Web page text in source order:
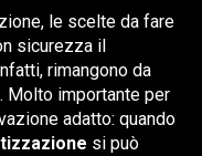
le scelte da fare
sicurezza il
rimangono da
Molto importante per
adatto: quando
si può